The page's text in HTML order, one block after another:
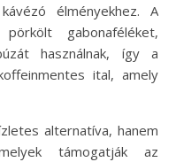
élményekhez. A
gabonaféléket,
használnak, így a
ital, amely
alternatíva, hanem
támogatják az